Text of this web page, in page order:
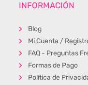
INFORMACIÓN
Blog
Mi Cuenta /
FAQ - Preguntas
Formas de Pago
Política de